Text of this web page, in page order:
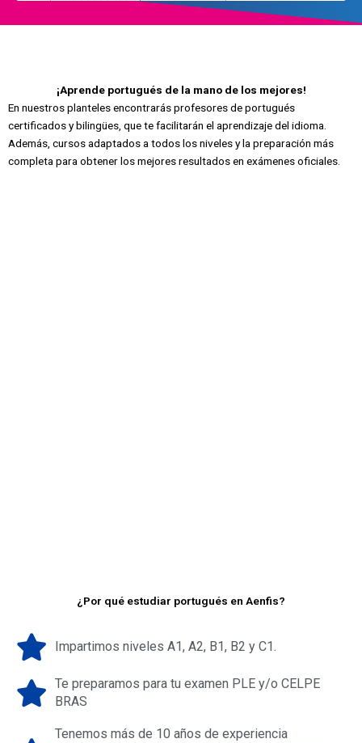
¡Aprende portugués de la mano de los mejores!
En nuestros planteles encontrarás profesores de portugués
certificados y bilingües, que te facilitarán el aprendizaje del idioma.
Además, cursos adaptados a todos los niveles y la preparación más
completa para obtener los mejores resultados en exámenes oficiales.
¿Por qué estudiar portugués en Aenfis?
Impartimos niveles A1, A2, B1, B2 y C1.
Te preparamos para tu examen PLE y/o CELPE
BRAS
Tenemos más de 10 años de experiencia